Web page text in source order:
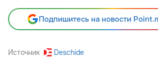
Подпишитесь на новости
Источник Deschide